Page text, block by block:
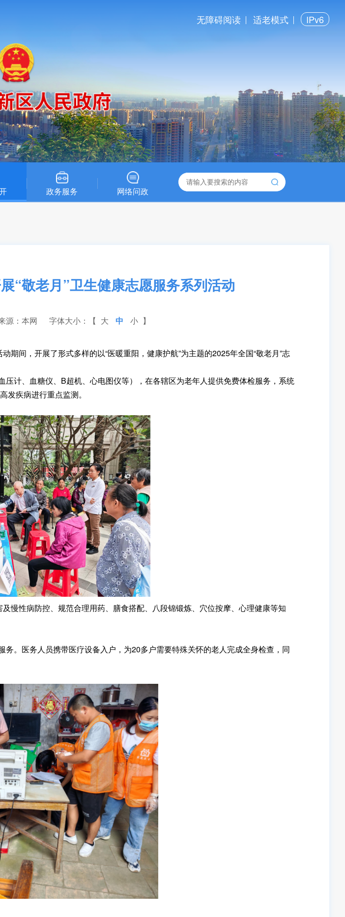
无障碍阅读 适老模式 IPv6
政务服务 网络问政
“敬老月”卫生健康志愿服务系列活动
源：本网 字体大小：【 大 中 小 】
间，开展了形式多样的以“医暖重阳，健康护航”为主题的2025年全国“敬老月”志
计、血糖仪、B超机、心电图仪等），在各辖区为老年人提供免费体检服务，系统
疾病进行重点监测。
性病防控、规范合理用药、膳食搭配、八段锦锻炼、穴位按摩、心理健康等知
。医务人员携带医疗设备入户，为20多户需要特殊关怀的老人完成全身检查，同